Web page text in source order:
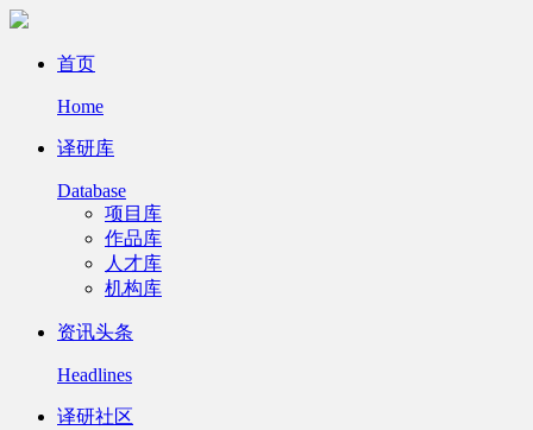
首页
Home
译研库
Database
项目库
作品库
人才库
机构库
资讯头条
Headlines
译研社区